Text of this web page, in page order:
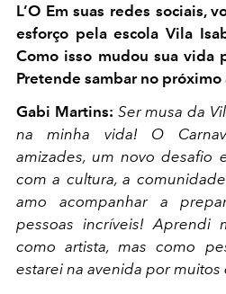
L’O Em suas redes sociais,
esforço pela escola Vila
Como isso mudou sua vida
Pretende sambar no próximo
Gabi Martins: Ser musa da
na minha vida! O
amizades, um novo desafio
com a cultura, a
amo acompanhar a
pessoas incríveis! Aprendi
como artista, mas como
estarei na avenida por muitos